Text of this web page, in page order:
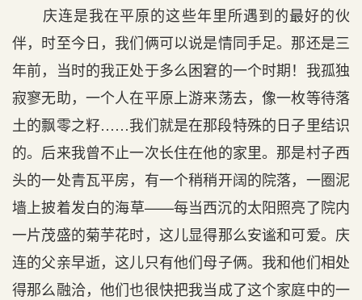
庆连是我在平原的这些年里所遇到的最好的伙
伴，时至今日，我们俩可以说是情同手足。那还是三
年前，当时的我正处于多么困窘的一个时期！我孤独
寂寥无助，一个人在平原上游来荡去，像一枚等待落
土的飘零之籽……我们就是在那段特殊的日子里结识
的。后来我曾不止一次长住在他的家里。那是村子西
头的一处青瓦平房，有一个稍稍开阔的院落，一圈泥
墙上披着发白的海草——每当西沉的太阳照亮了院内
一片茂盛的菊芋花时，这儿显得那么安谧和可爱。庆
连的父亲早逝，这儿只有他们母子俩。我和他们相处
得那么融洽，他们也很快把我当成了这个家庭中的一